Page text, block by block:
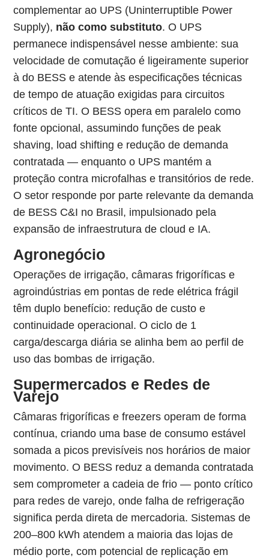
complementar ao UPS (Uninterruptible Power
Supply), não como substituto. O UPS
permanece indispensável nesse ambiente: sua
velocidade de comutação é ligeiramente superior
à do BESS e atende às especificações técnicas
de tempo de atuação exigidas para circuitos
críticos de TI. O BESS opera em paralelo como
fonte opcional, assumindo funções de peak
shaving, load shifting e redução de demanda
contratada — enquanto o UPS mantém a
proteção contra microfalhas e transitórios de rede.
O setor responde por parte relevante da demanda
de BESS C&I no Brasil, impulsionado pela
expansão de infraestrutura de cloud e IA.
Agronegócio
Operações de irrigação, câmaras frigoríficas e
agroindústrias em pontas de rede elétrica frágil
têm duplo benefício: redução de custo e
continuidade operacional. O ciclo de 1
carga/descarga diária se alinha bem ao perfil de
uso das bombas de irrigação.
Supermercados e Redes de
Varejo
Câmaras frigoríficas e freezers operam de forma
contínua, criando uma base de consumo estável
somada a picos previsíveis nos horários de maior
movimento. O BESS reduz a demanda contratada
sem comprometer a cadeia de frio — ponto crítico
para redes de varejo, onde falha de refrigeração
significa perda direta de mercadoria. Sistemas de
200–800 kWh atendem a maioria das lojas de
médio porte, com potencial de replicação em